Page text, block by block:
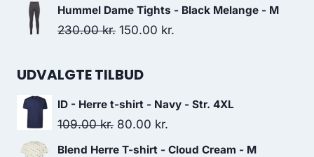
price
was:
price
is:
Hummel Dame Tights - Black Melange - M
230.00kr. Original
was:
150.00 kr.
UDVALGTE TILBUD
ID - Herre t-shirt - Navy - Str. 4XL
109.00kr. Original
price
80.00 kr.
price
Blend Herre T-shirt - Cloud Cream - M